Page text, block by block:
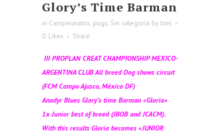
Glory’s Time Barman
in Campeonatos, pugs, Sin categoría by toni
0 Likes Share
III PROPLAN CREAT CHAMPIONSHIP MEXICO-
ARGENTINA CLUB All breed Dog shows circuit
(FCM Campo Ajusco, México DF)
Anadyr Blues Glory’s time Barman «Gloria»
1x Junior best of breed (JBOB and JCACM).
With this results Gloria becomes «JUNIOR